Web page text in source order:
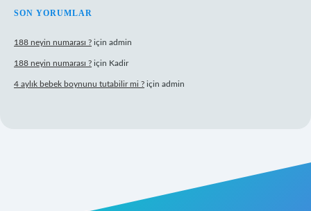
SON YORUMLAR
188 neyin numarası ? için admin
188 neyin numarası ? için Kadir
4 aylık bebek boynunu tutabilir mi ? için admin